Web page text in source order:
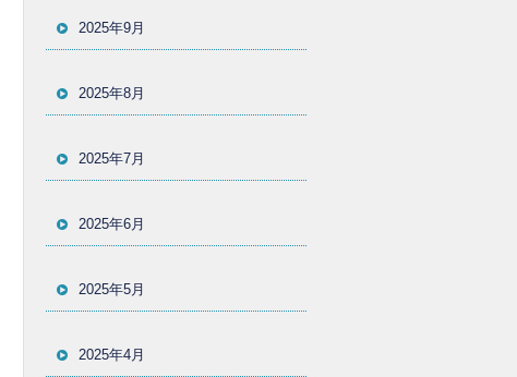
2025年9月
2025年8月
2025年7月
2025年6月
2025年5月
2025年4月